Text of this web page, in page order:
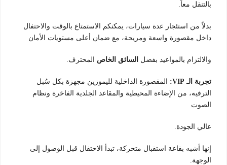
بالتنقل معاً.
بدلاً من استئجار عدة سيارات، يمكنكم الاستمتاع بالوقت والاحتفال
داخل مقصورة واسعة ومريحة، مع ضمان أعلى مستويات الأمان
والالتزام بالمواعيد بفضل السائق الخاص المحترف.
تجربة الـ VIP:
المقصورة الداخلية لليموزين مجهزة بكل سُبل
الترفيه، من الإضاءة المحيطية والمقاعد الجلدية الفاخرة ونظام
الصوت
عالي الجودة.
إنها أشبه بقاعة استقبال متحركة، تبدأ الاحتفال قبل الوصول إلى
الوجهة.